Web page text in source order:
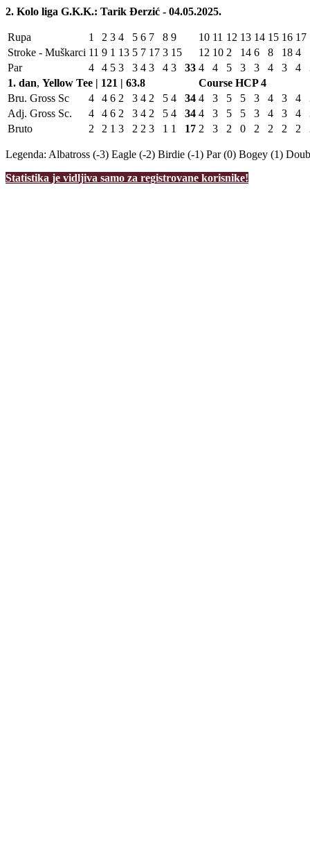
2. Kolo liga G.K.K.: Tarik Đerzić - 04.05.2025.
Rupa 1 2 3 4 5 6 7 8 9 10 11 12 13 14 15 16 17
Stroke - Muškarci 11 9 1 13 5 7 17 3 15 12 10 2 14 6 8 18 4
Par
4 4 5 3 3 4 3 4 3 33 4 4 5 3 3 4 3 4
1. dan, Yellow Tee | 121 | 63.8 Course HCP4
Bru. Gross Sc
4 4 6 2 3 4 2 5 4 34 4 3 5 5 3 4 3 4
Adj. Gross Sc.
4 4 6 2 3 4 2 5 4 34 4 3 5 5 3 4 3 4
Bruto
2 2 1 3 2 2 3 1 1 17 2 3 2 0 2 2 2 2
Legenda: Albatross (-3) Eagle (-2) Birdie (-1) Par (0) Bogey (1)
Statistika je vidljiva samo za registrovane korisnike!